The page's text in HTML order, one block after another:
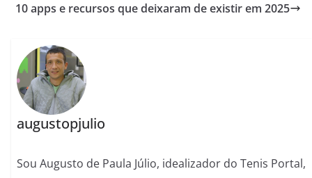
10 apps e recursos que deixaram de existir em 2025
augustopjulio
Sou Augusto de Paula Júlio, idealizador do Tenis Portal,